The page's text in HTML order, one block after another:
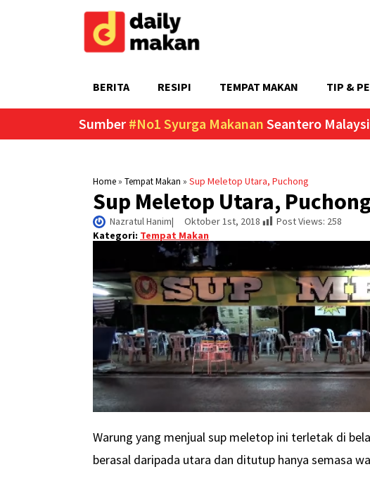
BERITA RESIPI TEMPAT MAKAN TIP &
Sumber #No1 Syurga Makanan Seantero
Home» Tempat Makan » Sup Meletop Utara, Puchong
Sup Meletop Utara,
Nazratul Hanim| Oktober 1st, 2018 Post Views: 258
Kategori: Tempat Makan
Warung yang menjual sup meletop ini terletak di
berasal daripada utara dan ditutup hanya semasa